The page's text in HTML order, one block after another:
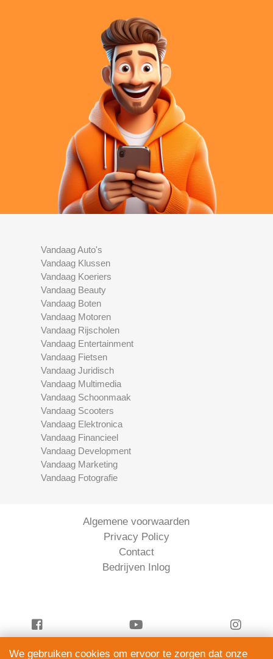
Vandaag Auto's
Vandaag Klussen
Vandaag Koeriers
Vandaag Beauty
Vandaag Boten
Vandaag Motoren
Vandaag Rijscholen
Vandaag Entertainment
Vandaag Fietsen
Vandaag Juridisch
Vandaag Multimedia
Vandaag Schoonmaak
Vandaag Scooters
Vandaag Elektronica
Vandaag Financieel
Vandaag Development
Vandaag Marketing
Vandaag Fotografie
Algemene voorwaarden
Privacy Policy
Contact
Bedrijven Inlog
We gebruiken cookies om ervoor te zorgen dat onze